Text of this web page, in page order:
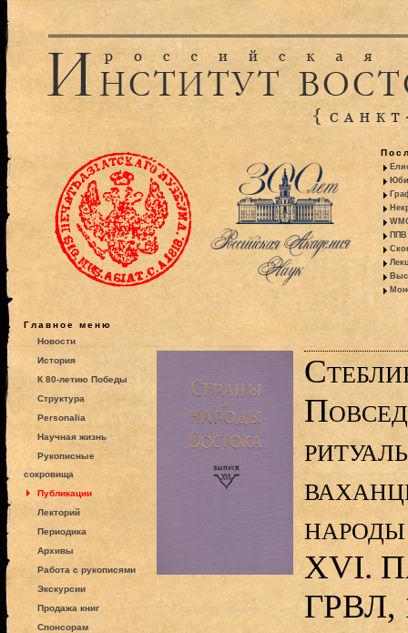
ППВ
Главное меню
Новости
История
К 80-летию Победы
Структура
Personalia
Научная жизнь
Рукописные
сокровища
Публикации
Лекторий
Периодика
Архивы
Работа с рукописями
Экскурсии
Продажа книг
Спонсорам
XVI.
ГРВЛ,